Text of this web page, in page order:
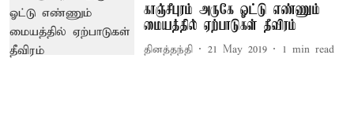
காஞ்சீபுரம் அருகே ஓட்டு எண்ணும்
மையத்தில் ஏற்பாடுகள் தீவிரம்
தினத்தந்தி 21 May 2019 1 min read